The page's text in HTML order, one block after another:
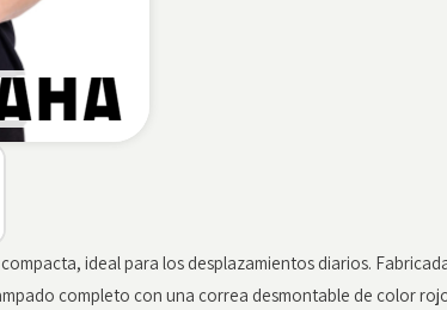
compacta, ideal para los desplazamientos diarios.
completo con una correa desmontable de color